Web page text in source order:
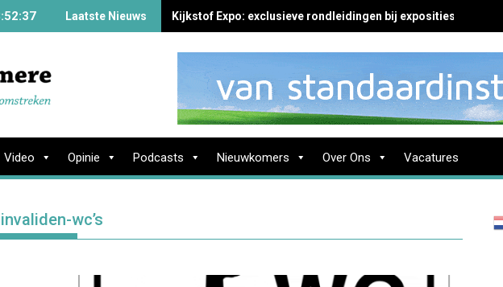
Laatste Nieuws Kijkstof Expo: exclusieve rondleidingen bij exposities in Almere
Video Opinie Podcasts Nieuwkomers Over Ons Vacatures
wc’s